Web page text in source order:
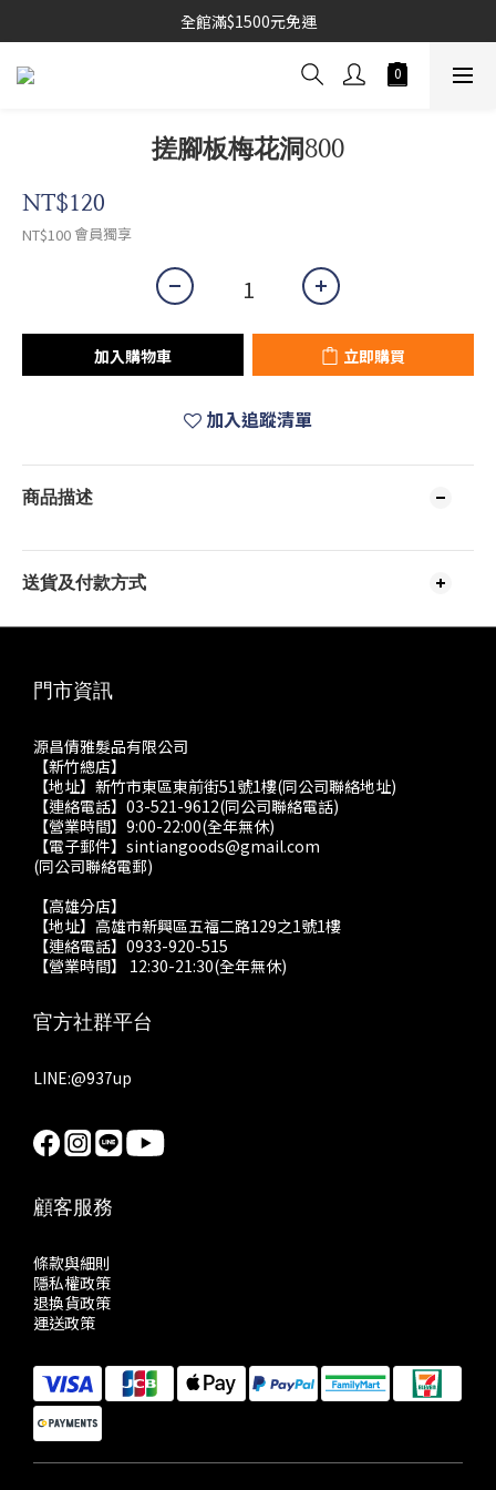
全館滿$1500元免運
搓腳板梅花洞800
NT$120
NT$100會員獨享
加入購物車 立即購買
加入追蹤清單
商品描述
送貨及付款方式
門市資訊
源昌倩雅髮品有限公司
【新竹總店】
【地址】新竹市東區東前街51號1樓(同公司聯絡地址)
【連絡電話】03-521-9612(同公司聯絡電話)
【營業時間】9:00-22:00(全年無休)
【電子郵件】sintiangoods@gmail.com
(同公司聯絡電郵)
【高雄分店】
【地址】高雄市新興區五福二路129之1號1樓
【連絡電話】0933-920-515
【營業時間】 12:30-21:30(全年無休)
官方社群平台
LINE:@937up
顧客服務
條款與細則
隱私權政策
退換貨政策
運送政策